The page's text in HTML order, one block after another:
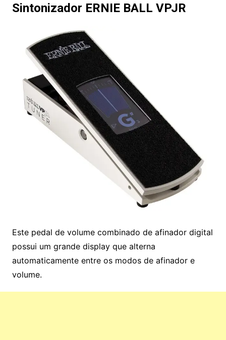
Sintonizador ERNIE BALL VPJR
Este pedal de volume combinado de afinador digital
possui um grande display que alterna
automaticamente entre os modos de afinador e
volume.